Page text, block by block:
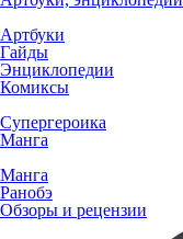
Артбуки
Гайды
Энциклопедии
Комиксы
Супергероика
Манга
Манга
Ранобэ
Обзоры и рецензии